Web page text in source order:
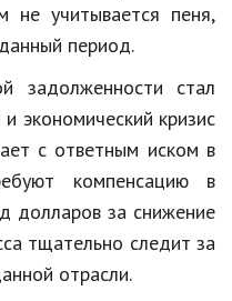
не учитывается пеня,
период.
задолженности стал
экономический кризис
с ответным иском в
компенсацию в
долларов за снижение
тщательно следит за
отрасли.